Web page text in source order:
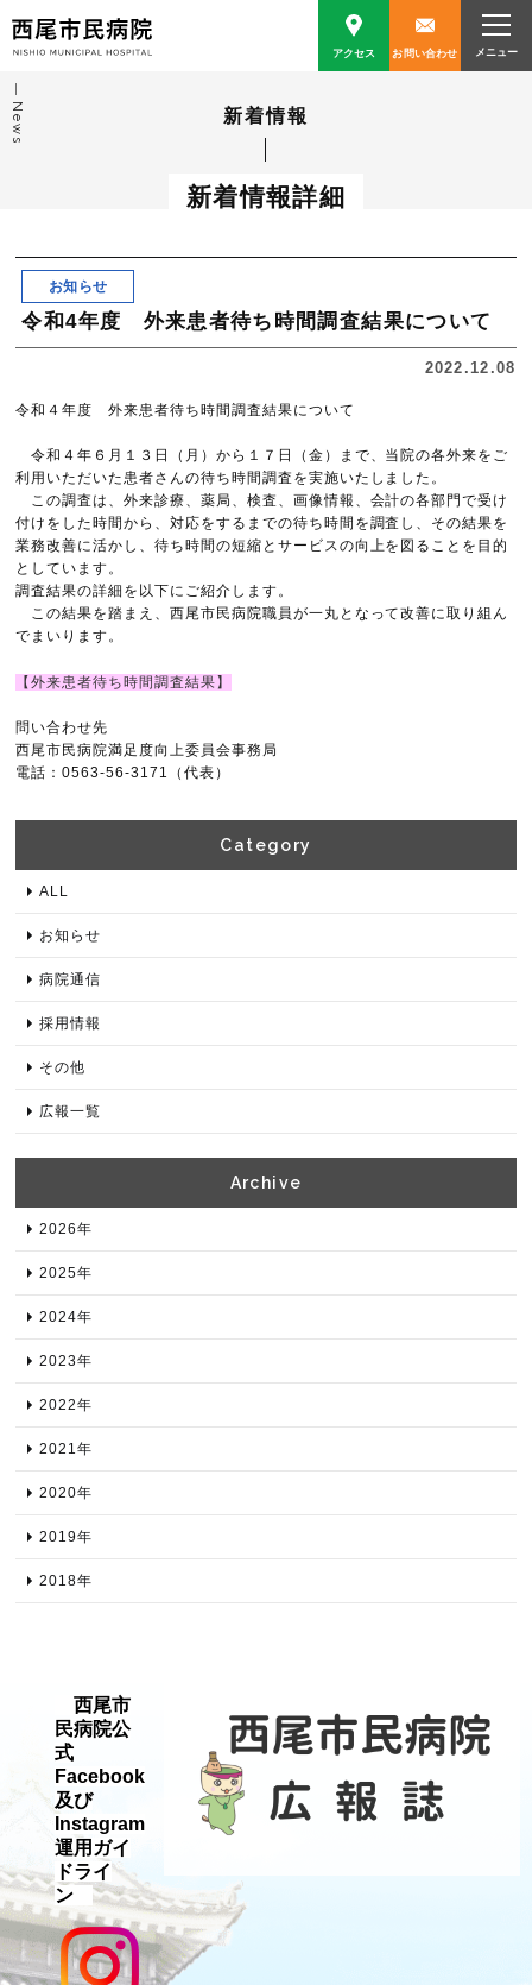
アクセス お問い合わせ
News 新着情報
新着情報詳細
お知らせ
令和4年度 外来患者待ち時間調査結果について
2022.12.08
令和４年度 外来患者待ち時間調査結果について
令和４年６月１３日（月）から１７日（金）まで、当院の各外来をご
利用いただいた患者さんの待ち時間調査を実施いたしました。
この調査は、外来診療、薬局、検査、画像情報、会計の各部門で受け
付けをした時間から、対応をするまでの待ち時間を調査し、その結果を
業務改善に活かし、待ち時間の短縮とサービスの向上を図ることを目的
としています。
調査結果の詳細を以下にご紹介します。
この結果を踏まえ、西尾市民病院職員が一丸となって改善に取り組ん
でまいります。
【外来患者待ち時間調査結果】
問い合わせ先
西尾市民病院満足度向上委員会事務局
電話：0563-56-3171（代表）
Category​
ALL
お知らせ
病院通信
採用情報
その他
広報一覧
Archive​
2026年​
2025年​
2024年​
2023年​
2022年​
2021年​
2020年​
2019年​
2018年​
西尾市
民病院公
式
Facebook
及び
Instagram
運用ガイ
ドライ
ン